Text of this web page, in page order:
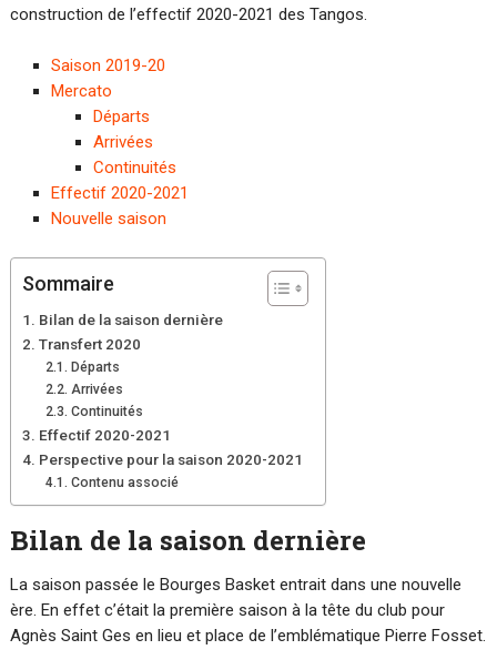
construction de l’effectif 2020-2021 des Tangos.
Saison 2019-20
Mercato
Départs
Arrivées
Continuités
Effectif 2020-2021
Nouvelle saison
Sommaire
Bilan de la saison dernière
Transfert 2020
Départs
Arrivées
Continuités
Effectif 2020-2021
Perspective pour la saison 2020-2021
Contenu associé
Bilan de la saison dernière
La saison passée le Bourges Basket entrait dans une nouvelle
ère. En effet c’était la première saison à la tête du club pour
Agnès Saint Ges en lieu et place de l’emblématique Pierre Fosset.